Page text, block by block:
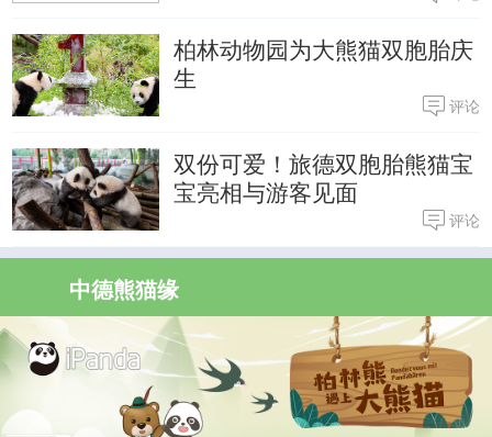
柏林动物园为大熊猫双胞胎庆
生
评论
双份可爱！旅德双胞胎熊猫宝
宝亮相与游客见面
评论
中德熊猫缘